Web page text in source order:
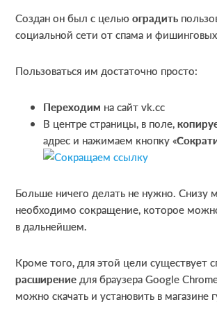
Создан он был с цельюоградить
социальной сети от спама и
Пользоваться им достаточно просто:
Переходим на сайт vk.cc
В центре страницы, в поле,
адрес и нажимаем кнопку «
Больше ничего делать не нужно. Снизу
необходимо сокращение, которое
в дальнейшем.
Кроме того, для этой цели существует
расширениедля браузера Google
можно скачать и установить в магазине